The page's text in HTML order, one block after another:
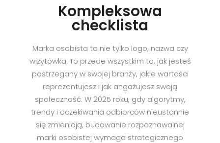
Kompleksowa
checklista
Marka osobista to nie tylko logo, nazwa czy
wizytówka. To przede wszystkim to, jak jesteś
postrzegany w swojej branży, jakie wartości
reprezentujesz i jak angażujesz swoją
społeczność. W 2025 roku, gdy algorytmy,
trendy i oczekiwania odbiorców nieustannie
się zmieniają, budowanie rozpoznawalnej
marki osobistej wymaga strategicznego